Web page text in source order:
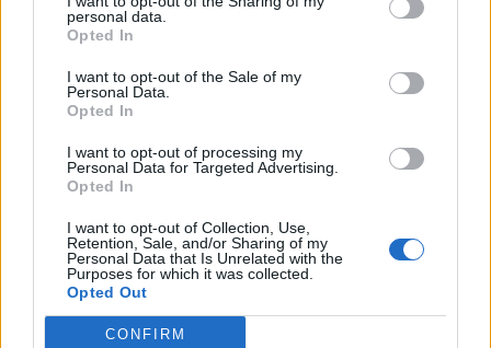
personal data.
Opted In
I want to opt-out of the Sale of my
Personal Data.
Opted In
I want to opt-out of processing my
Personal Data for Targeted Advertising.
Opted In
I want to opt-out of Collection, Use,
Retention, Sale, and/or Sharing of my
Personal Data that Is Unrelated with the
Purposes for which it was collected.
Opted Out
CONFIRM
Migránsválság: már órák múlva szigorú
ellenőrzés jön
A döntés egészen szeptemberi 7-ig lesz érvényben.